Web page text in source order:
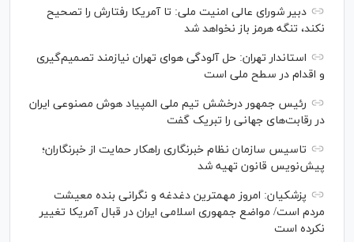
دبیر شورای عالی امنیت ملی: تا آمریکا رفتارش را تصحیح
نکند، تنگه هرمز باز نخواهد شد
استاندار تهران: حل آلودگی هوای تهران نیازمند تصمیم‌گیری
و اقدام در سطح ملی است
رئیس جمهور درخشش تیم ملی المپیاد هوش مصنوعی ایران
در رقابت‌های جهانی را تبریک گفت
تاسیس سازمان نظام خبرنگاری راهکار حمایت از خبرنگاران؛
پیش‌نویس قانون تهیه شد
پزشکیان: امروز مهمترین دغدغه و نگرانی بنده معیشت
مردم است/ مواضع جمهوری اسلامی ایران در قبال آمریکا تغییر
نکرده است